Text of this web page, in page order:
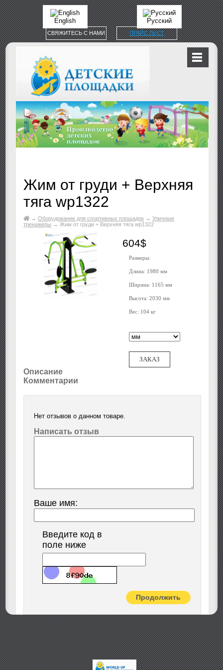
СВЯЖИТЕСЬ С НАМИ ПРАЙС ЛИСТ
English Русский
Жим от груди + Верхняя
тяга wp1322
→ Оборудование для спортивных площадок → Уличные
тренажеры → Жим от груди + Верхняя тяга wp1322
604$
Размеры:
Длина: 1980 мм
Ширина: 1165 мм
Высота: 2030 мм
Вес: 104 кг
ЗАКАЗ
Описание
Комментарии
Нет отзывов о данном товаре.
Написать отзыв
Ваше имя:
Введите код в
поле ниже
Продолжить